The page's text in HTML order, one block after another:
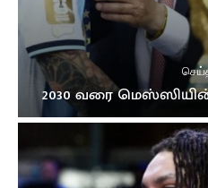
2030 வரை